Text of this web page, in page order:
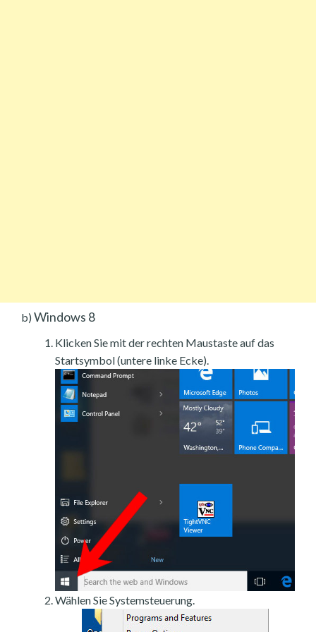
b) Windows 8
Klicken Sie mit der rechten Maustaste auf das
Startsymbol (untere linke Ecke).
Wählen Sie Systemsteuerung.